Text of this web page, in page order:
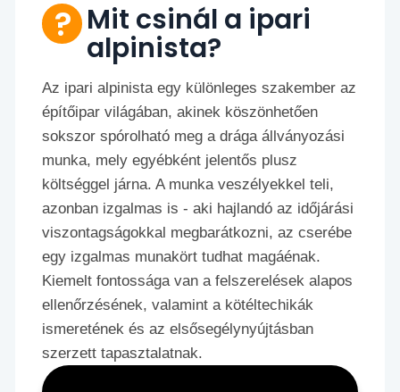
Mit csinál a ipari
alpinista?
Az ipari alpinista egy különleges szakember az
építőipar világában, akinek köszönhetően
sokszor spórolható meg a drága állványozási
munka, mely egyébként jelentős plusz
költséggel járna. A munka veszélyekkel teli,
azonban izgalmas is - aki hajlandó az időjárási
viszontagságokkal megbarátkozni, az cserébe
egy izgalmas munakört tudhat magáénak.
Kiemelt fontossága van a felszerelések alapos
ellenőrzésének, valamint a kötéltechikák
ismeretének és az elsősegélynyújtásban
szerzett tapasztalatnak.